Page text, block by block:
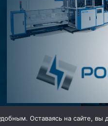
Оставаясь на сайте, вы